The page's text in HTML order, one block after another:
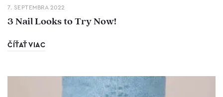
7. SEPTEMBRA 2022
3 Nail Looks to Try Now!
ČÍŤAŤ VIAC